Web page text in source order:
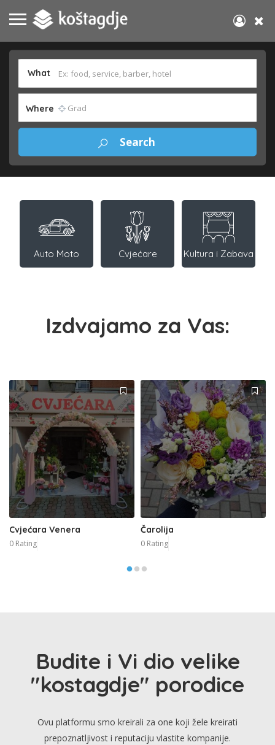
What
Where
Auto Moto Cvjećare Kultura i Zabava
Izdvajamo za Vas:
Cvjećara Venera
0 Rating
Čarolija
0 Rating
Budite i Vi dio velike
"kostagdje" porodice
Ovu platformu smo kreirali za one koji žele kreirati
prepoznatljivost i reputaciju vlastite kompanije.